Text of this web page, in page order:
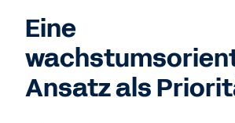
Eine
Ansatz als